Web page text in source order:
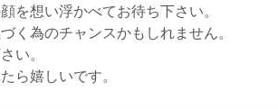
を想い浮かべてお待ち下さい。
く為のチャンスかもしれません。
い。
ら嬉しいです。